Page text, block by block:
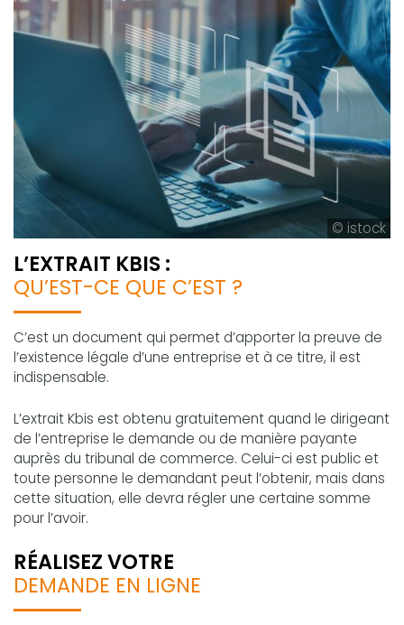
© istock
L’EXTRAIT KBIS :
QU’EST-CE QUE C’EST ?
C’est un document qui permet d’apporter la preuve de
l’existence légale d’une entreprise et à ce titre, il est
indispensable.
L’extrait Kbis est obtenu gratuitement quand le dirigeant
de l’entreprise le demande ou de manière payante
auprès du tribunal de commerce. Celui-ci est public et
toute personne le demandant peut l’obtenir, mais dans
cette situation, elle devra régler une certaine somme
pour l’avoir.
RÉALISEZ VOTRE
DEMANDE EN LIGNE